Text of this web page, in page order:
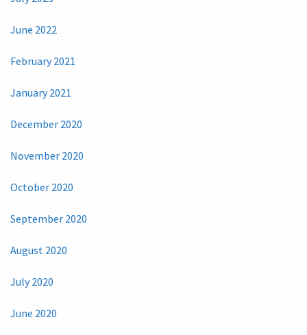
June 2022
February 2021
January 2021
December 2020
November 2020
October 2020
September 2020
August 2020
July 2020
June 2020